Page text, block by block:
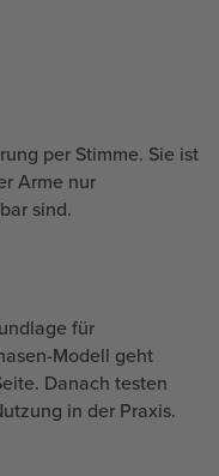
per Stimme. Sie ist
Arme nur
sind.
für
Modell geht
Danach testen
in der Praxis.